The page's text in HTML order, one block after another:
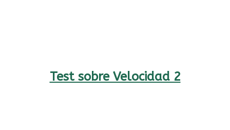
Test sobre Velocidad 2